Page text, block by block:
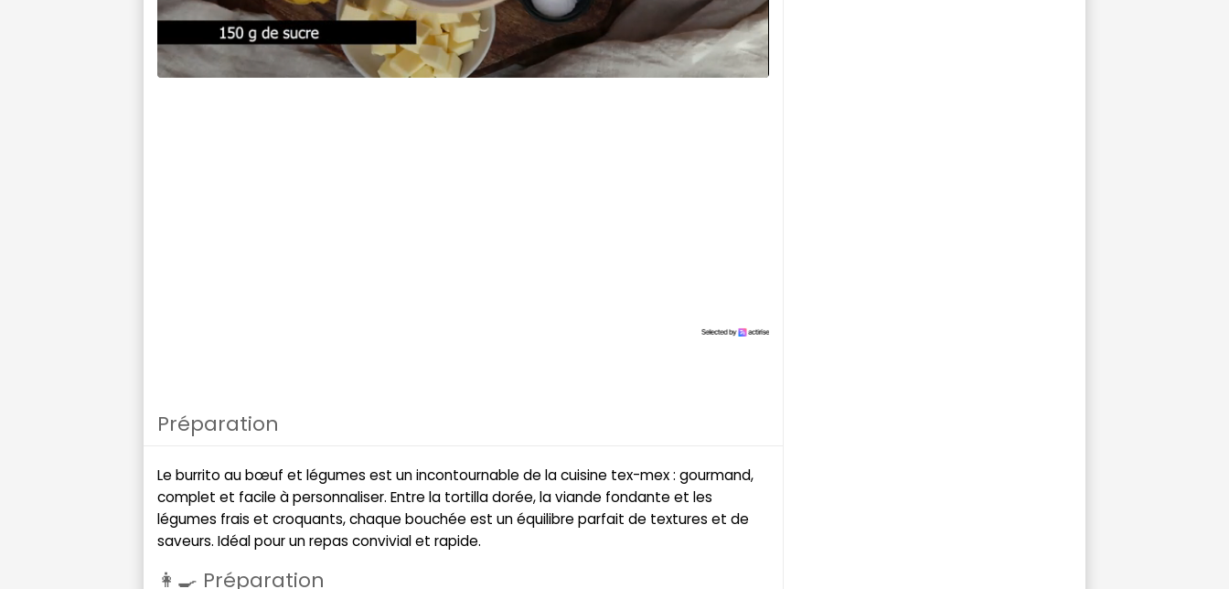
Préparation
Le burrito au bœuf et légumes est un incontournable de la cuisine tex-mex : gourmand,
complet et facile à personnaliser. Entre la tortilla dorée, la viande fondante et les
légumes frais et croquants, chaque bouchée est un équilibre parfait de textures et de
saveurs. Idéal pour un repas convivial et rapide.
👩‍🍳 Préparation